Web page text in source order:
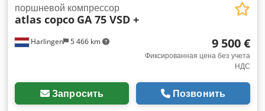
Harlingen 5 466 km
поршневой компрессор
atlas copco GA 75 VSD +
9 500 €
Фиксированная цена без учета
НДС
Запросить Позвонить